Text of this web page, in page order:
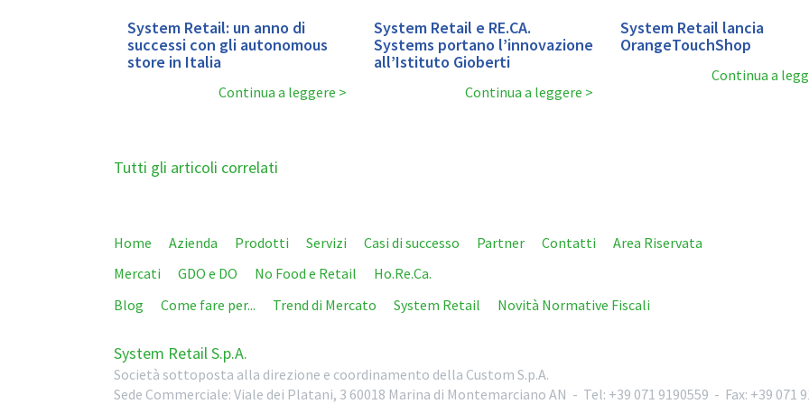
System Retail: un anno di
successi con gli autonomous
store in Italia
Continua a leggere
System Retail e RE.CA.
Systems portano l’innovazione
all’Istituto Gioberti
Continua a leggere
System Retail lancia
OrangeTouchShop
Continua a
Tutti gli articoli correlati
Home Azienda Prodotti Servizi Casi di successo Partner Contatti
Area Riservata
Mercati
GDO e DO No Food e Retail
Ho.Re.Ca.
Blog
Come fare per... Trend di Mercato System Retail Novità Normative Fiscali
System Retail S.p.A.
Società sottoposta alla direzione e coordinamento della Custom S.p.A.
Sede Commerciale: Viale dei Platani, 3 60018 Marina di Montemarciano AN - Tel: +39 071 9190559 - Fax: +39 071